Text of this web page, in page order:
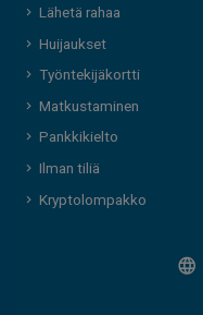
Lähetä rahaa
Huijaukset
Työntekijäkortti
Matkustaminen
Pankkikielto
Ilman tiliä
Kryptolompakko